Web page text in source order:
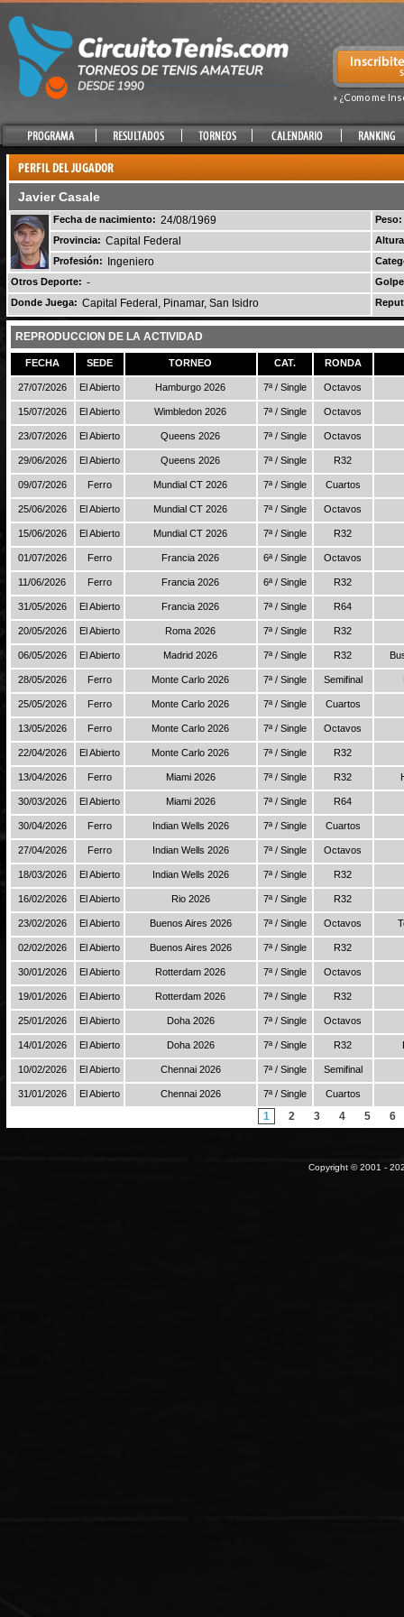
» ¿Como me
Javier Casale
Fecha de nacimiento: 24/08/1969
Peso:
Provincia: Capital Federal
Profesión:
Ingeniero
Otros Deporte: -
Donde Juega: Capital Federal, Pinamar, San Isidro
REPRODUCCION DE LA ACTIVIDAD
FECHA SEDE TORNEO CAT. RONDA
27/07/2026 El Abierto Hamburgo 2026 7ª / Single Octavos
15/07/2026 El Abierto Wimbledon 2026 7ª / Single Octavos
23/07/2026 El Abierto Queens 2026 7ª / Single Octavos
29/06/2026 El Abierto Queens 2026 7ª / Single R32
09/07/2026 Ferro Mundial CT 2026 7ª / Single Cuartos
25/06/2026 El Abierto Mundial CT 2026 7ª / Single Octavos
15/06/2026 El Abierto Mundial CT 2026 7ª / Single R32
01/07/2026 Ferro Francia 2026 6ª / Single Octavos
11/06/2026 Ferro Francia 2026 6ª / Single R32
31/05/2026 El Abierto Francia 2026 7ª / Single R64
20/05/2026 El Abierto Roma 2026 7ª / Single R32
06/05/2026 El Abierto Madrid 2026 7ª / Single R32
28/05/2026 Ferro Monte Carlo 2026 7ª / Single Semifinal
25/05/2026 Ferro Monte Carlo 2026 7ª / Single Cuartos
13/05/2026 Ferro Monte Carlo 2026 7ª / Single Octavos
22/04/2026 El Abierto Monte Carlo 2026 7ª / Single R32
13/04/2026 Ferro Miami 2026 7ª / Single R32
30/03/2026 El Abierto Miami 2026 7ª / Single R64
30/04/2026 Ferro Indian Wells 2026 7ª / Single Cuartos
27/04/2026 Ferro Indian Wells 2026 7ª / Single Octavos
18/03/2026 El Abierto Indian Wells 2026 7ª / Single R32
16/02/2026 El Abierto Rio 2026 7ª / Single R32
23/02/2026 El Abierto Buenos Aires 2026 7ª / Single Octavos
02/02/2026 El Abierto Buenos Aires 2026 7ª / Single R32
30/01/2026 El Abierto Rotterdam 2026 7ª / Single Octavos
19/01/2026 El Abierto Rotterdam 2026 7ª / Single R32
25/01/2026 El Abierto Doha 2026 7ª / Single Octavos
14/01/2026 El Abierto Doha 2026 7ª / Single R32
10/02/2026 El Abierto Chennai 2026 7ª / Single Semifinal
31/01/2026 El Abierto Chennai 2026 7ª / Single Cuartos
1 2 3 4 5 6
Copyright © 2001 -